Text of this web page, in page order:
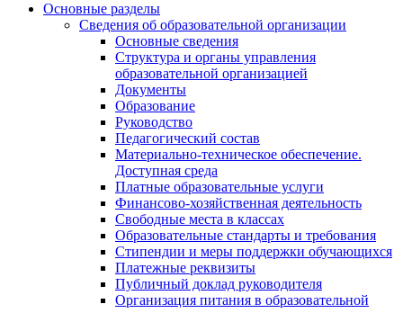
Основные разделы
Сведения об образовательной организации
Основные сведения
Структура и органы управления
образовательной организацией
Документы
Образование
Руководство
Педагогический состав
Материально-техническое обеспечение.
Доступная среда
Платные образовательные услуги
Финансово-хозяйственная деятельность
Свободные места в классах
Образовательные стандарты и требования
Стипендии и меры поддержки обучающихся
Платежные реквизиты
Публичный доклад руководителя
Организация питания в образовательной